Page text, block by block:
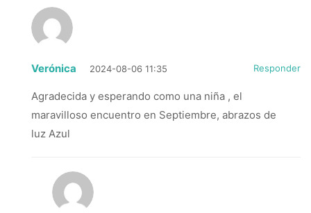
Verónica 2024-08-06 11:35 Responder
Agradecida y esperando como una niña , el
maravilloso encuentro en Septiembre, abrazos de
luz Azul